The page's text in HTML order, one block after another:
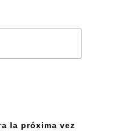
la próxima vez